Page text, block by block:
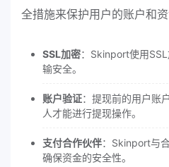
全措施来保护用户的账户和资
SSL加密：Skinport使用
输安全。
账户验证：提现前的用户账
人才能进行提现操作。
支付合作伙伴：Skinport与
确保资金的安全性。